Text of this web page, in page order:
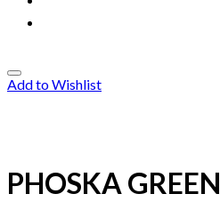
Add to Wishlist
PHOSKA GREEN